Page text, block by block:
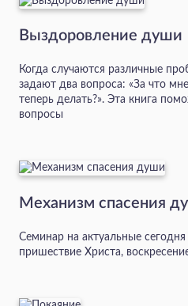
Выздоровление души
Когда случаются различные
задают два вопроса: «За что
теперь делать?». Эта книга
вопросы
Механизм спасения
Семинар на актуальные
пришествие Христа,